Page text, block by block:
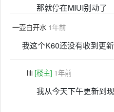
那就停在MIUI别动了
一壶白开水 1年前
我这个K60还没有收到更
lili [楼主] 1年前
我从今天下午更新到